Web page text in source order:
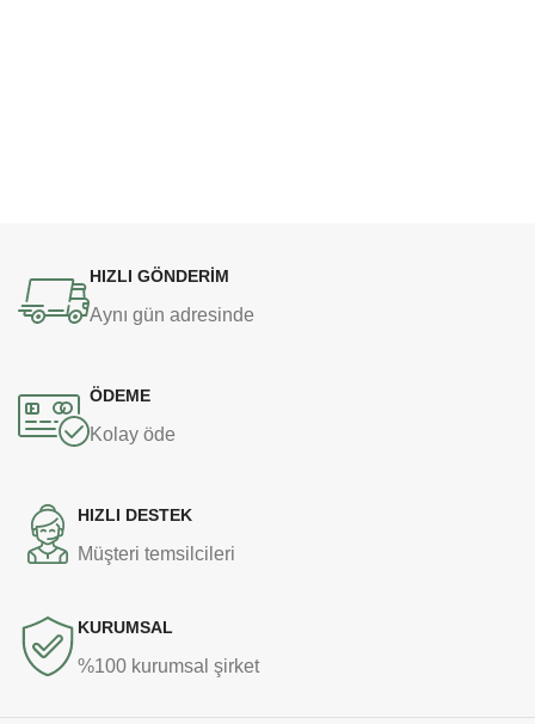
HIZLI GÖNDERİM
Aynı gün adresinde
ÖDEME
Kolay öde
HIZLI DESTEK
Müşteri temsilcileri
KURUMSAL
%100 kurumsal şirket